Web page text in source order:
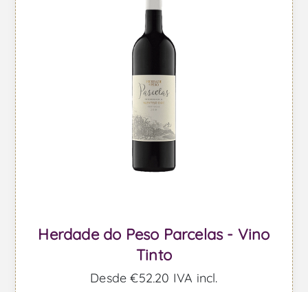
Herdade do Peso Parcelas - Vino
Tinto
Desde €52,20 IVA incl.